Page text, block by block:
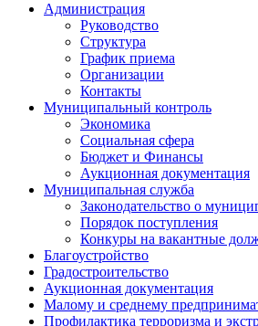
Администрация
Руководство
Структура
График приема
Организации
Контакты
Муниципальный контроль
Экономика
Социальная сфера
Бюджет и Финансы
Аукционная документация
Муниципальная служба
Законодательство о
Порядок поступления
Конкуры на вакантные
Благоустройство
Градостроительство
Аукционная документация
Малому и среднему
Профилактика терроризма и